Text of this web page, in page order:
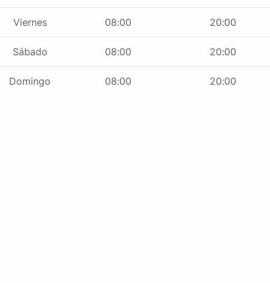
Viernes 08:00 20:00
Sábado 08:00 20:00
Domingo 08:00 20:00